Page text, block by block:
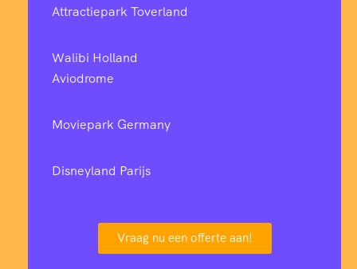
Attractiepark Toverland
Walibi Holland
Aviodrome
Moviepark Germany
Disneyland Parijs
Vraag nu een offerte aan!